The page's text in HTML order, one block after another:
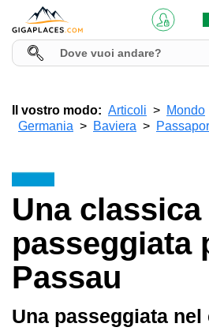
Il vostro modo: Articoli Mondo
Germania
Baviera
Una classica
passeggiata
Passau
Una passeggiata